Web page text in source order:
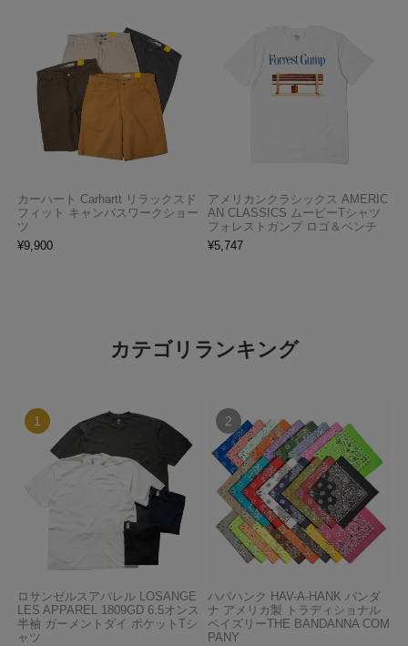
カーハート Carhartt リラックスド
フィット キャンバスワークショー
ツ
¥9,900
アメリカンクラシックス AMERIC
AN CLASSICS ムービーTシャツ
フォレストガンプ ロゴ＆ベンチ
¥5,747
カテゴリランキング
ロサンゼルスアパレル LOSANGE
LES APPAREL 1809GD 6.5オンス
半袖 ガーメントダイ ポケットTシ
ャツ
ハバハンク HAV-A-HANK バンダ
ナ アメリカ製 トラディショナル
ペイズリーTHE BANDANNA COM
PANY